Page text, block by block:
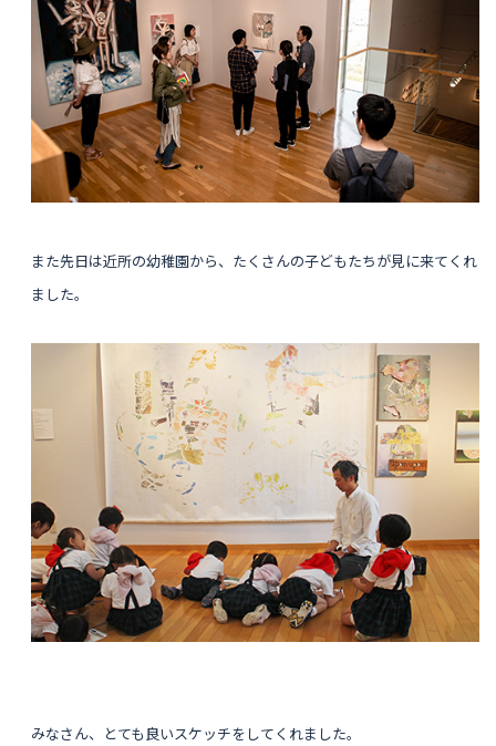
また先日は近所の幼稚園から、たくさんの子どもたちが見に来てくれ
ました。
みなさん、とても良いスケッチをしてくれました。